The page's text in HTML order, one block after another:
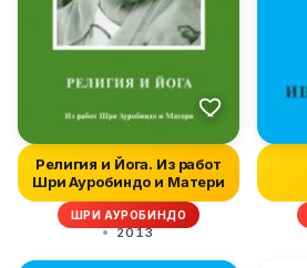
Религия и Йога. Из работ
Шри Ауробиндо и Матери
ШРИ АУРОБИНДО
2013